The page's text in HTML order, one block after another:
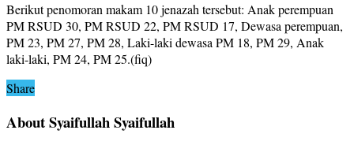
Berikut penomoran makam 10 jenazah tersebut: Anak perempuan
PM RSUD 30, PM RSUD 22, PM RSUD 17, Dewasa perempuan,
PM 23, PM 27, PM 28, Laki-laki dewasa PM 18, PM 29, Anak
laki-laki, PM 24, PM 25.(fiq)
Share
About Syaifullah Syaifullah